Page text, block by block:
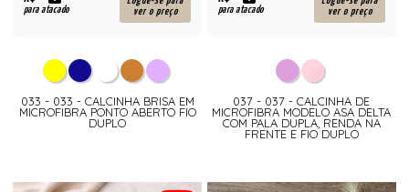
para atacado
ver o preço
033 - 033 - CALCINHA BRISA EM
MICROFIBRA PONTO ABERTO FIO
DUPLO
para atacado
ver o preço
037 - 037 - CALCINHA DE
MICROFIBRA MODELO ASA DELTA
COM PALA DUPLA, RENDA NA
FRENTE E FIO DUPLO